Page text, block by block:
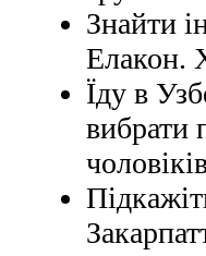
Знайти
Елакон.
Їду в
вибрати